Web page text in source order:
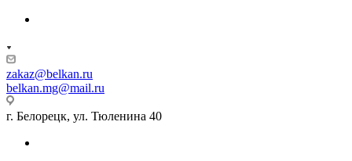
zakaz@belkan.ru
belkan.mg@mail.ru
г. Белорецк, ул. Тюленина 40